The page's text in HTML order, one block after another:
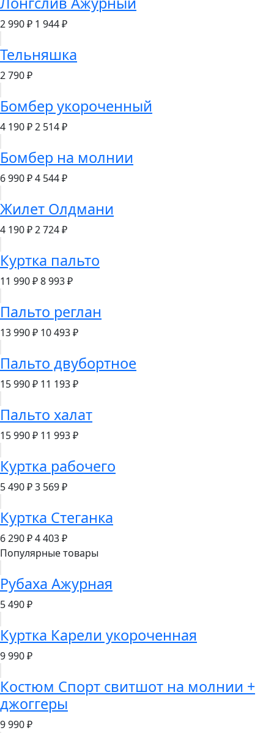
2 990 ₽ 1 944 ₽
Тельняшка
2 790 ₽
Бомбер укороченный
4 190 ₽2 514 ₽
Бомбер на молнии
6 990 ₽4 544 ₽
Жилет Олдмани
4 190 ₽2 724 ₽
Куртка пальто
11 990 ₽8 993 ₽
Пальто реглан
13 990 ₽ 10 493 ₽
Пальто двубортное
15 990 ₽ 11 193 ₽
Пальто халат
15 990 ₽ 11 993 ₽
Куртка рабочего
5 490 ₽3 569 ₽
Куртка Стеганка
6 290 ₽4 403 ₽
Популярные товары
Рубаха Ажурная
5 490 ₽
Куртка Карели укороченная
9 990 ₽
Костюм Спорт свитшот на молнии +
джоггеры
9 990 ₽